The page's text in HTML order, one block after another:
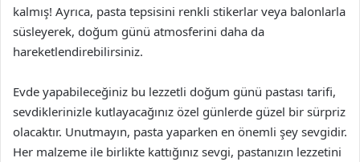
kalmış! Ayrıca, pasta tepsisini renkli stikerlar veya balonlarla
süsleyerek, doğum günü atmosferini daha da
hareketlendirebilirsiniz.
Evde yapabileceğiniz bu lezzetli doğum günü pastası tarifi,
sevdiklerinizle kutlayacağınız özel günlerde güzel bir sürpriz
olacaktır. Unutmayın, pasta yaparken en önemli şey sevgidir.
Her malzeme ile birlikte kattığınız sevgi, pastanızın lezzetini